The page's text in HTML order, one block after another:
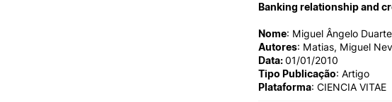
Banking relationship and
Nome: Miguel Ângelo
Autores: Matias, Miguel
Data:01/01/2010
Tipo Publicação: Artigo
Plataforma: CIENCIA VITAE